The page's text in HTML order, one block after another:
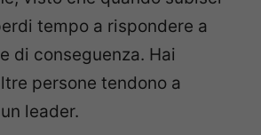
tempo a rispondere a
di conseguenza. Hai
persone tendono a
leader.